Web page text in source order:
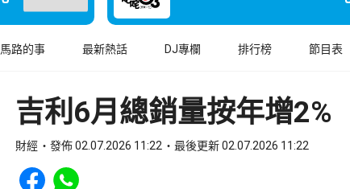
馬路的事 最新熱話 DJ專欄 排行榜 節目表
吉利6月總銷量按年增2%
財經 發佈 02.07.2026 11:22 最後更新 02.07.2026 11:22
Share to Facebook
Share to WhatsApp